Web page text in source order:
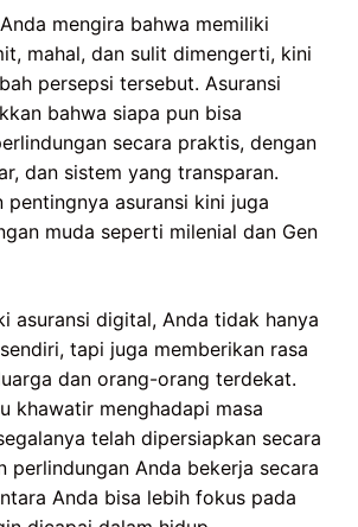
mengira bahwa memiliki
mahal, dan sulit dimengerti, kini
persepsi tersebut. Asuransi
bahwa siapa pun bisa
secara praktis, dengan
dan sistem yang transparan.
pentingnya asuransi kini juga
muda seperti milenial dan Gen
asuransi digital, Anda tidak hanya
tapi juga memberikan rasa
dan orang-orang terdekat.
khawatir menghadapi masa
telah dipersiapkan secara
perlindungan Anda bekerja secara
Anda bisa lebih fokus pada